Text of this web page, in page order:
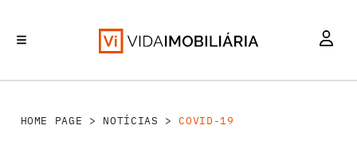
HOME PAGE > NOTÍCIAS > COVID-19